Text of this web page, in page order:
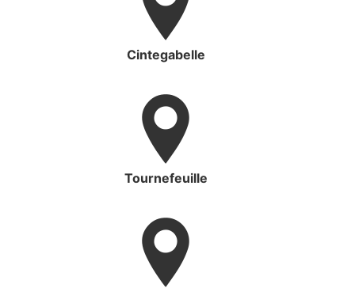
Cintegabelle
Tournefeuille